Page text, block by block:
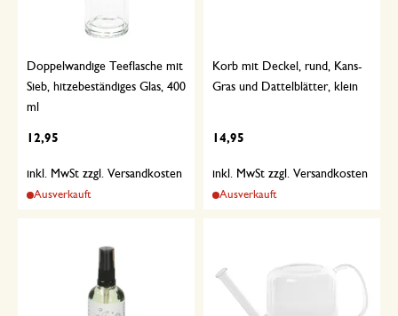
Doppelwandige Teeflasche mit
Sieb, hitzebeständiges Glas, 400
ml
12,95
inkl. MwSt zzgl. Versandkosten
Ausverkauft
Korb mit Deckel, rund, Kans-
Gras und Dattelblätter, klein
14,95
inkl. MwSt zzgl. Versandkosten
Ausverkauft